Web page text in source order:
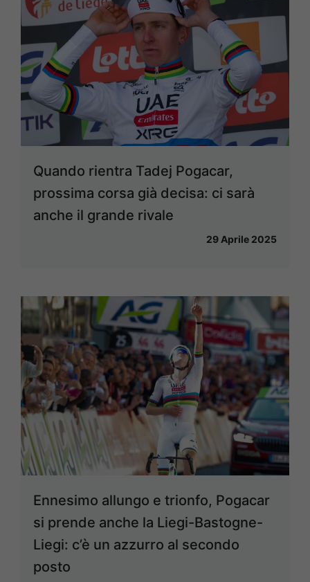
Quando rientra Tadej Pogacar,
prossima corsa già decisa: ci sarà
anche il grande rivale
29 Aprile 2025
Ennesimo allungo e trionfo, Pogacar
si prende anche la Liegi-Bastogne-
Liegi: c’è un azzurro al secondo
posto